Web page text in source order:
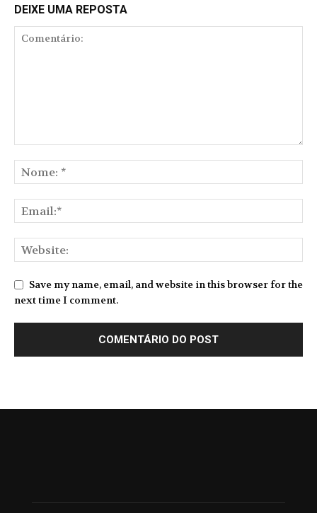
DEIXE UMA REPOSTA
Save my name, email, and website in this browser for the
next time I comment.